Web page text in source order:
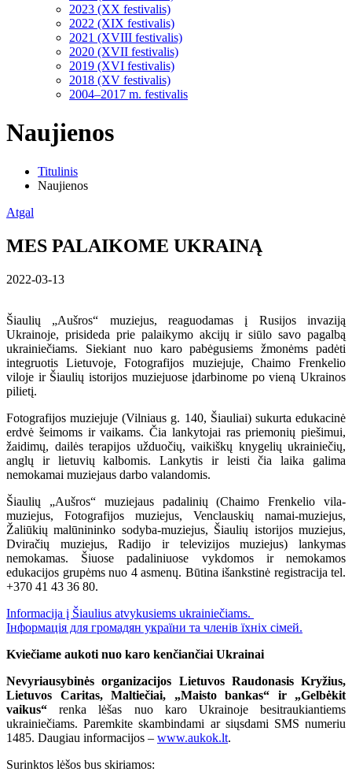
2023 (XX festivalis)
2022 (XIX festivalis)
2021 (XVIII festivalis)
2020 (XVII festivalis)
2019 (XVI festivalis)
2018 (XV festivalis)
2004–2017 m. festivalis
Naujienos
Titulinis
Naujienos
Atgal
MES PALAIKOME UKRAINĄ
2022-03-13
Šiaulių „Aušros“ muziejus, reaguodamas į Rusijos invaziją
Ukrainoje, prisideda prie palaikymo akcijų ir siūlo savo pagalbą
ukrainiečiams. Siekiant nuo karo pabėgusiems žmonėms padėti
integruotis Lietuvoje, Fotografijos muziejuje, Chaimo Frenkelio
viloje ir Šiaulių istorijos muziejuose įdarbinome po vieną Ukrainos
pilietį.
Fotografijos muziejuje (Vilniaus g. 140, Šiauliai) sukurta edukacinė
erdvė šeimoms ir vaikams. Čia lankytojai ras priemonių piešimui,
žaidimų, dailės terapijos užduočių, vaikiškų knygelių ukrainiečių,
anglų ir lietuvių kalbomis. Lankytis ir leisti čia laika galima
nemokamai muziejaus darbo valandomis.
Šiaulių „Aušros“ muziejaus padalinių (Chaimo Frenkelio vila-
muziejus, Fotografijos muziejus, Venclauskių namai-muziejus,
Žaliūkių malūnininko sodyba-muziejus, Šiaulių istorijos muziejus,
Dviračių muziejus, Radijo ir televizijos muziejus) lankymas
nemokamas. Šiuose padaliniuose vykdomos ir nemokamos
edukacijos grupėms nuo 4 asmenų. Būtina išankstinė registracija tel.
+370 41 43 36 80.
Informacija į Šiaulius atvykusiems ukrainiečiams.
Інформація для громадян україни та членів їхніх сімей.
Kviečiame aukoti nuo karo kenčiančiai Ukrainai
Nevyriausybinės organizacijos Lietuvos Raudonasis Kryžius,
Lietuvos Caritas, Maltiečiai, „Maisto bankas“ ir „Gelbėkit
vaikus“ renka lėšas nuo karo Ukrainoje besitraukiantiems
ukrainiečiams. Paremkite skambindami ar siųsdami SMS numeriu
1485. Daugiau informacijos – www.aukok.lt.
Surinktos lėšos bus skiriamos: